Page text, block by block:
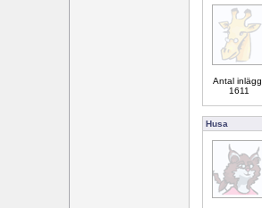
Antal
1611
Husa